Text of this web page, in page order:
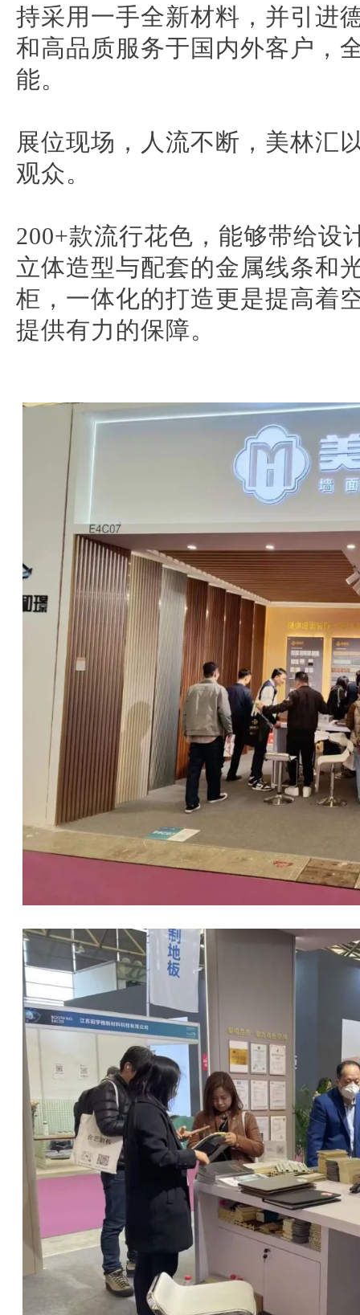
持采用一手全新材料，并引进
和高品质服务于国内外客户，
能。
展位现场，人流不断，美林汇
观众。
200+款流行花色，能够带给设
立体造型与配套的金属线条和
柜，一体化的打造更是提高着
提供有力的保障。